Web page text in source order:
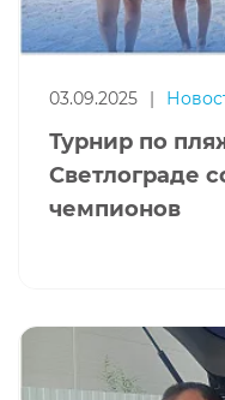
03.09.2025 |
Турнир по
Светлограде
чемпионов